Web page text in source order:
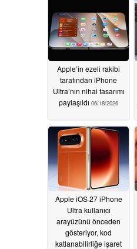
Apple’in ezeli rakibi
tarafından iPhone
Ultra’nın nihai tasarımı
paylaşıldı 06/18/2026
Apple iOS 27 iPhone
Ultra kullanıcı
arayüzünü önceden
gösteriyor, kod
katlanabilirliğe işaret